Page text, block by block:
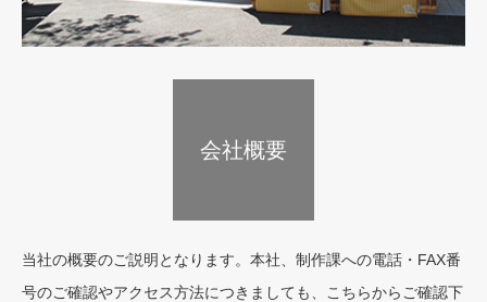
取扱商品
会社概要
当社の概要のご説明となります。本社、制作課への電話・FAX番
号のご確認やアクセス方法につきましても、こちらからご確認下